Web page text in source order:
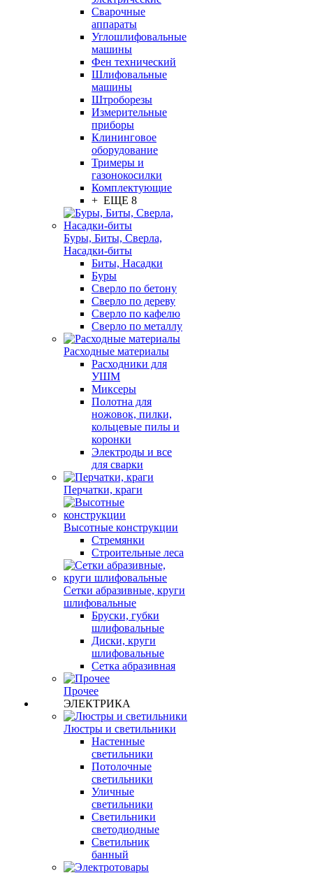
Сварочные
аппараты
Углошлифовальные
машины
Фен технический
Шлифовальные
машины
Штроборезы
Измерительные
приборы
Клининговое
оборудование
Тримеры и
газонокосилки
Комплектующие
+ ЕЩЕ 8
Буры, Биты, Сверла,
Насадки-биты
Биты, Насадки
Буры
Сверло по бетону
Сверло по дереву
Сверло по кафелю
Сверло по металлу
Расходные материалы
Расходники для
УШМ
Миксеры
Полотна для
ножовок, пилки,
кольцевые пилы и
коронки
Электроды и все
для сварки
Перчатки, краги
Высотные конструкции
Стремянки
Строительные леса
Сетки абразивные, круги
шлифовальные
Бруски, губки
шлифовальные
Диски, круги
шлифовальные
Сетка абразивная
Прочее
ЭЛЕКТРИКА
Люстры и светильники
Настенные
светильники
Потолочные
светильники
Уличные
светильники
Светильники
светодиодные
Светильник
банный